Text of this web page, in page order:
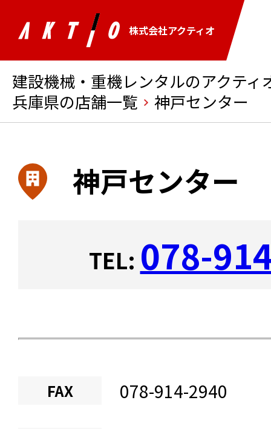
株式会社アクティオ
建設機械・重機レンタルのアクティ
兵庫県の店舗一覧
神戸センター
神戸センター
TEL: 078-
FAX 078-914-2940